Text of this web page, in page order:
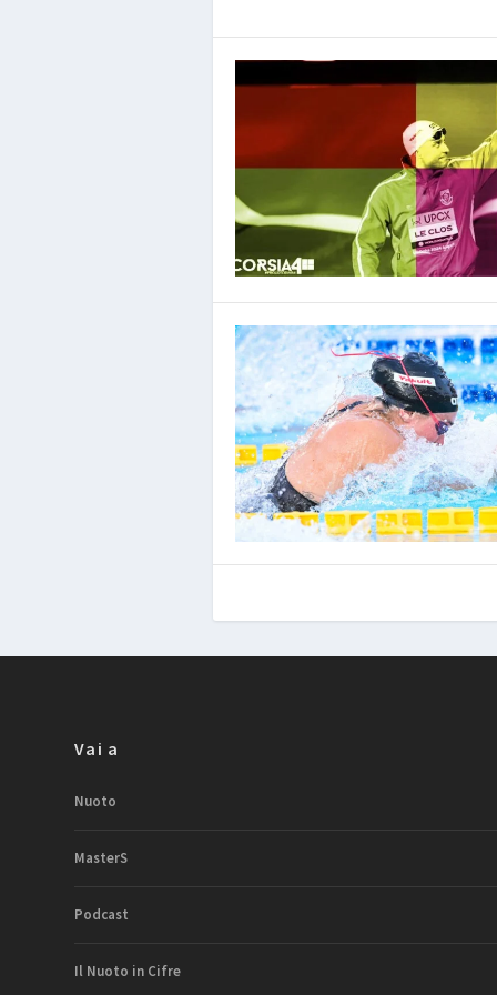
Vai a
Nuoto
MasterS
Podcast
Il Nuoto in Cifre